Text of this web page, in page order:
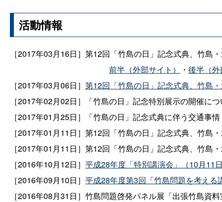
活動情報
［2017年03月16日］第12回「竹島の日」記念式典、竹島
前半（外部サイト）
・ 後半（
［2017年03月06日］ 第12回「竹島の日」記念式典、竹島
［2017年02月02日］「竹島の日」記念特別展示の開催に
［2017年01月25日］「竹島の日」記念式典に伴う交通事情
［2017年01月11日］第12回「竹島の日」記念式典、竹島
［2017年01月11日］第12回「竹島の日」記念式典、竹島
［2016年10月12日］ 平成28年度「特別講演会」（10月11
［2016年09月10日］ 平成28年度第3回「竹島問題を考え
［2016年08月31日］竹島問題啓発パネル展「出張竹島資